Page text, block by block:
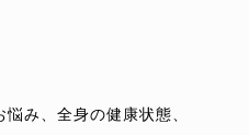
み、全身の健康状態、